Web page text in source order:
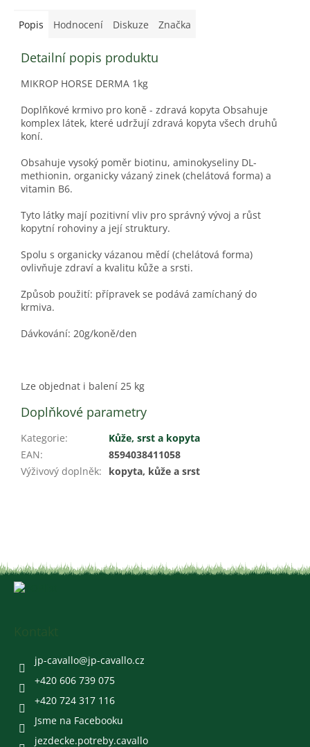
Popis Hodnocení Diskuze Značka
Detailní popis produktu
MIKROP HORSE DERMA 1kg
Doplňkové krmivo pro koně - zdravá kopyta Obsahuje
komplex látek, které udržují zdravá kopyta všech druhů
koní.
Obsahuje vysoký poměr biotinu, aminokyseliny DL-
methionin, organicky vázaný zinek (chelátová forma) a
vitamin B6.
Tyto látky mají pozitivní vliv pro správný vývoj a růst
kopytní rohoviny a její struktury.
Spolu s organicky vázanou mědí (chelátová forma)
ovlivňuje zdraví a kvalitu kůže a srsti.
Způsob použití: přípravek se podává zamíchaný do
krmiva.
Dávkování: 20g/koně/den
Lze objednat i balení 25 kg
Doplňkové parametry
Kategorie:
Kůže, srst a kopyta
EAN:
8594038411058
Výživový doplněk: kopyta, kůže a srst
jp-cavallo@jp-cavallo.cz
+420 606 739 075
+420 724 317 116
Jsme na Facebooku
jezdecke.potreby.cavallo